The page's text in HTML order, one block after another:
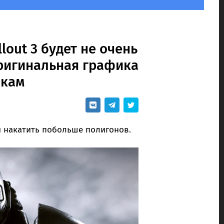
3 будет не очень
графика
накатить побольше полигонов.